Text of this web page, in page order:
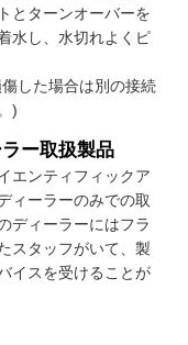
とターンオーバーを
水し、水切れよくピ
した場合は別の接続
)
ー取扱製品
エンティフィックア
ィーラーのみでの取
ディーラーにはフラ
スタッフがいて、製
イスを受けることが